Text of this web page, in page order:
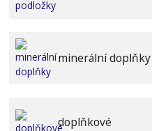
minerální doplňky
doplňkové